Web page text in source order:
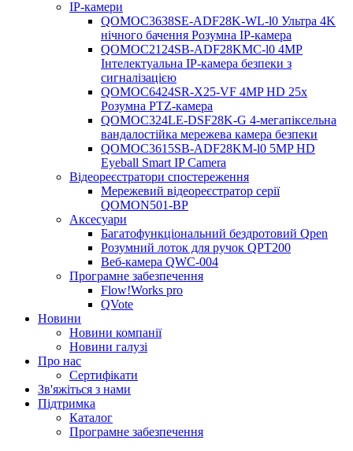
IP-камери
QOMOC3638SE-ADF28K-WL-l0 ​​Ультра 4K
нічного бачення Розумна IP-камера
QOMOC2124SB-ADF28KMC-l0 4MP
Інтелектуальна IP-камера безпеки з
сигналізацією
QOMOC6424SR-X25-VF 4MP HD 25x
Розумна PTZ-камера
QOMOC324LE-DSF28K-G 4-мегапіксельна
вандалостійка мережева камера безпеки
QOMOC3615SB-ADF28KM-l0 5MP HD
Eyeball Smart IP Camera
Відеореєстратори спостереження
Мережевий відеореєстратор серії
QOMON501-BP
Аксесуари
Багатофункціональний бездротовий Qpen
Розумний лоток для ручок QPT200
Веб-камера QWC-004
Програмне забезпечення
Flow!Works pro
QVote
Новини
Новини компанії
Новини галузі
Про нас
Сертифікати
Зв'яжіться з нами
Підтримка
Каталог
Програмне забезпечення